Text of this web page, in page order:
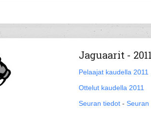
Jaguaarit -
Pelaajat kaudella 2011
Ottelut kaudella 2011
Seuran tiedot - Seuran